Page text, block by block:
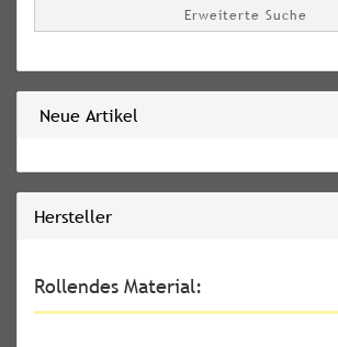
Erweiterte Suche
Neue Artikel
Hersteller
Rollendes Material: